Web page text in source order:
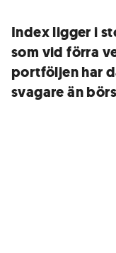
Index ligger i
som vid förra
portföljen har
svagare än